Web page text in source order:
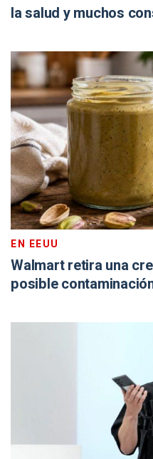
la salud y muchos
EN EEUU
Walmart retira una
posible